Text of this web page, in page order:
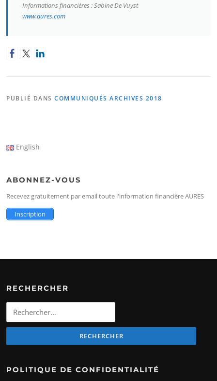
Informations financières : Sabine De Vuyst
www.aures.com
PUBLIÉ DANSCOMMUNIQUÉS ARCHIVES 2018
English
ABONNEZ-VOUS
Recevez gratuitement par email toute l'information financière AURES
Inscription
RECHERCHER
Rechercher
POLITIQUE DE CONFIDENTIALITÉ